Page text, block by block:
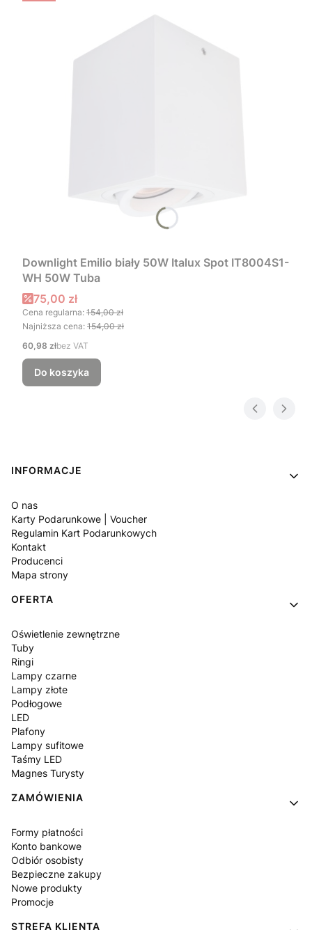
Downlight Emilio biały 50W Italux Spot IT8004S1-
WH 50W Tuba
Cena promocyjna
75,00 zł
Cena regularna: 154,00 zł
Najniższa cena: 154,00 zł
Cena
60,98 złbez VAT
Do koszyka
Linki w stopce
INFORMACJE
O nas
Karty Podarunkowe | Voucher
Regulamin Kart Podarunkowych
Kontakt
Producenci
Mapa strony
OFERTA
Oświetlenie zewnętrzne
Tuby
Ringi
Lampy czarne
Lampy złote
Podłogowe
LED
Plafony
Lampy sufitowe
Taśmy LED
Magnes Turysty
ZAMÓWIENIA
Formy płatności
Konto bankowe
Odbiór osobisty
Bezpieczne zakupy
Nowe produkty
Promocje
STREFA KLIENTA